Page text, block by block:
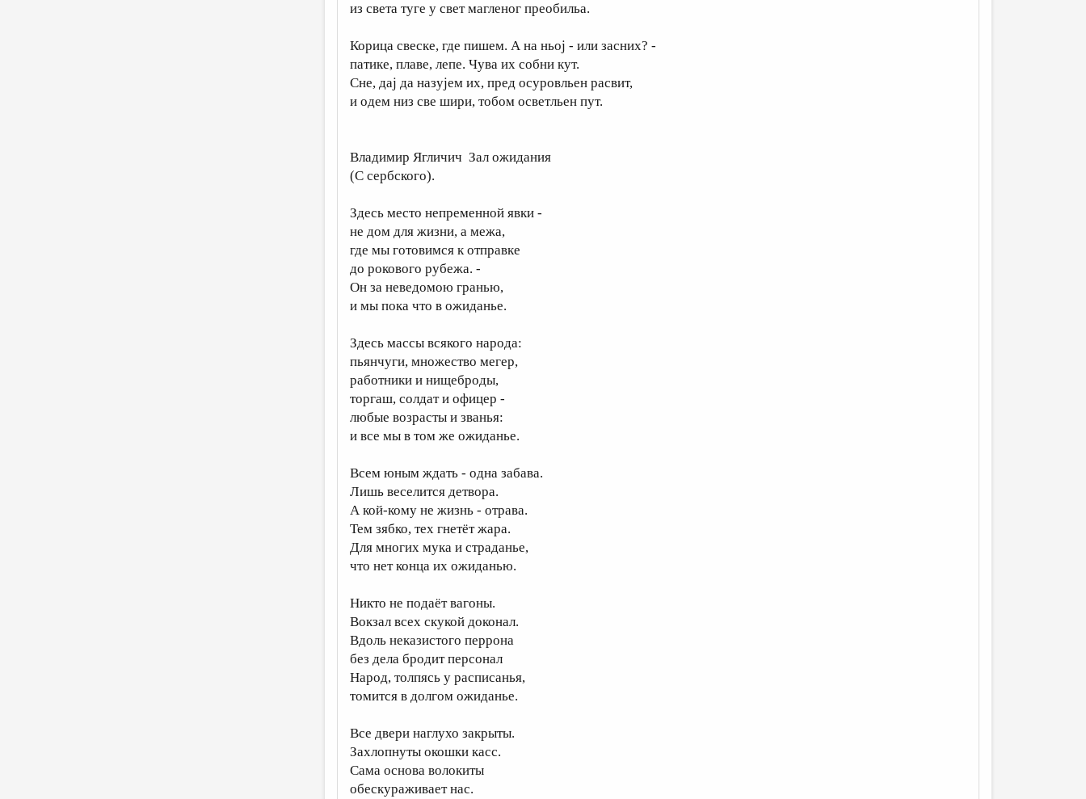
из света туге у свет магленог преобильа.
Корица свеске, где пишем. А на ньој - или засних? -
патике, плаве, лепе. Чува их собни кут.
Сне, дај да назујем их, пред осуровльен расвит,
и одем низ све шири, тобом осветльен пут.
Владимир Ягличич Зал ожидания
(С сербского).
Здесь место непременной явки -
не дом для жизни, а межа,
где мы готовимся к отправке
до рокового рубежа. -
Он за неведомою гранью,
и мы пока что в ожиданье.
Здесь массы всякого народа:
пьянчуги, множество мегер,
работники и нищеброды,
торгаш, солдат и офицер -
любые возрасты и званья:
и все мы в том же ожиданье.
Всем юным ждать - одна забава.
Лишь веселится детвора.
А кой-кому не жизнь - отрава.
Тем зябко, тех гнетёт жара.
Для многих мука и страданье,
что нет конца их ожиданью.
Никто не подаёт вагоны.
Вокзал всех скукой доконал.
Вдоль неказистого перрона
без дела бродит персонал
Народ, толпясь у расписанья,
томится в долгом ожиданье.
Все двери наглухо закрыты.
Захлопнуты окошки касс.
Сама основа волокиты
обескураживает нас.